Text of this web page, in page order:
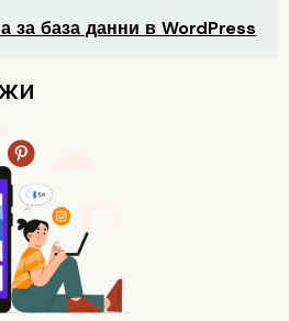
за база данни в WordPress